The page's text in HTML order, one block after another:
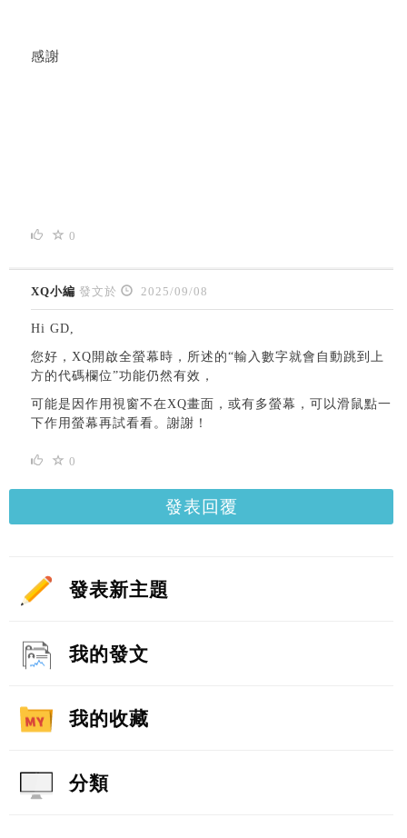
感謝
0
XQ小編 發文於 2025/09/08
Hi GD,
您好，XQ開啟全螢幕時，所述的“輸入數字就會自動跳到上
方的代碼欄位”功能仍然有效，
可能是因作用視窗不在XQ畫面，或有多螢幕，可以滑鼠點一
下作用螢幕再試看看。謝謝！
0
發表回覆
發表新主題
我的發文
我的收藏
分類